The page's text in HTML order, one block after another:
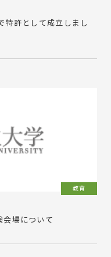
特許として成立しまし
教育
会場について